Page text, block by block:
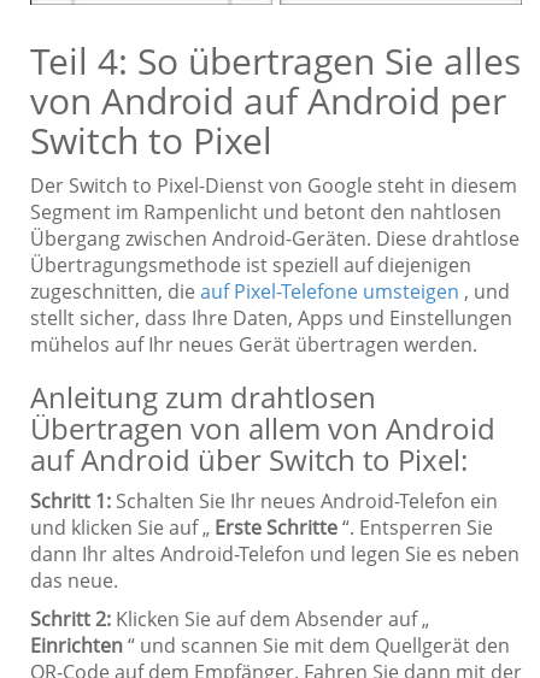
Teil 4: So übertragen Sie alles
von Android auf Android per
Switch to Pixel
Der Switch to Pixel-Dienst von Google steht in diesem
Segment im Rampenlicht und betont den nahtlosen
Übergang zwischen Android-Geräten. Diese drahtlose
Übertragungsmethode ist speziell auf diejenigen
zugeschnitten, die auf Pixel-Telefone umsteigen , und
stellt sicher, dass Ihre Daten, Apps und Einstellungen
mühelos auf Ihr neues Gerät übertragen werden.
Anleitung zum drahtlosen
Übertragen von allem von Android
auf Android über Switch to Pixel:
Schritt 1: Schalten Sie Ihr neues Android-Telefon ein
und klicken Sie auf „ Erste Schritte“. Entsperren Sie
dann Ihr altes Android-Telefon und legen Sie es neben
das neue.
Schritt 2: Klicken Sie auf dem Absender auf „
Einrichten“ und scannen Sie mit dem Quellgerät den
QR-Code auf dem Empfänger. Fahren Sie dann mit der